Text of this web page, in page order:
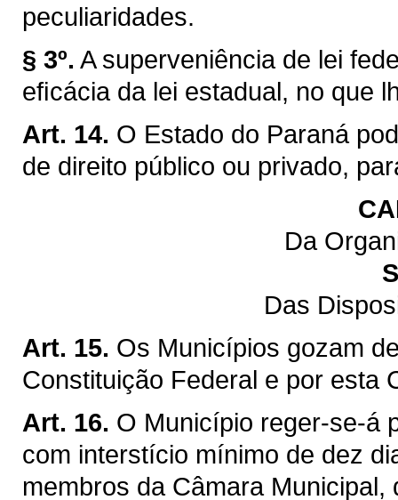
peculiaridades.
§ 3º. A superveniência de lei
eﬁcácia da lei estadual, no que
Art. 14. O Estado do Paraná
de direito público ou privado,
Da
Das
Art. 15. Os Municípios gozam
Constituição Federal e por esta
Art. 16. O Município reger-se-á
com interstício mínimo de dez
membros da Câmara